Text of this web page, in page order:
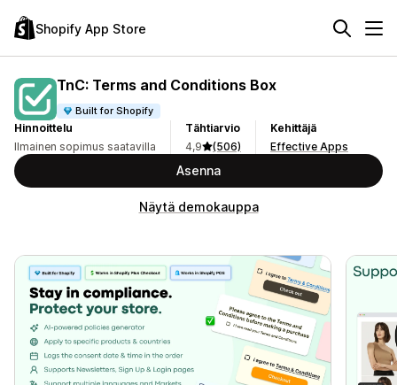
Shopify App Store
TnC: Terms and Conditions Box
Built for Shopify
Hinnoittelu
Ilmainen sopimus saatavilla
Tähtiarvio
4,9
(506)
Kehittäjä
Effective Apps
Asenna
Näytä demokauppa